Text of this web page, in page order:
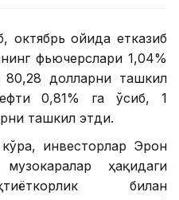
октябрь ойида етказиб
фьючерслари 1,04%
80,28 долларни ташкил
0,81% га ўсиб, 1
ташкил этди.
инвесторлар Эрон
ҳақидаги
билан